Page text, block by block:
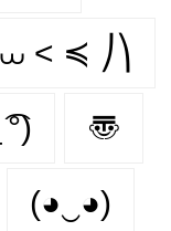
< ≼ ⎠⎞
〠
(◕‿◕)